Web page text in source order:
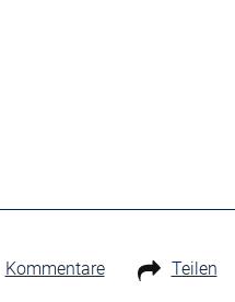
Kommentare Teilen